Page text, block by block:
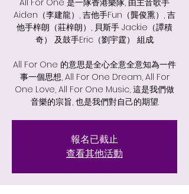
All For One 是一隊香港樂隊, 由主音歌手
Aiden（李建龍）, 吉他手Fun（龔俊熏）, 吉
他手梓朗（莊梓朗）, 貝斯手 Jackie（譚積
奇） 及鼓手Eric（劉宇霆） 組成.
All For One 的意思是全心全意全意知為一件
事一個思想, All For One Dream, All For
One Love, All For One Music, 這是我們做
音樂的宗旨, 也是我們對自己的期望.
報名已截止
查看其他活動